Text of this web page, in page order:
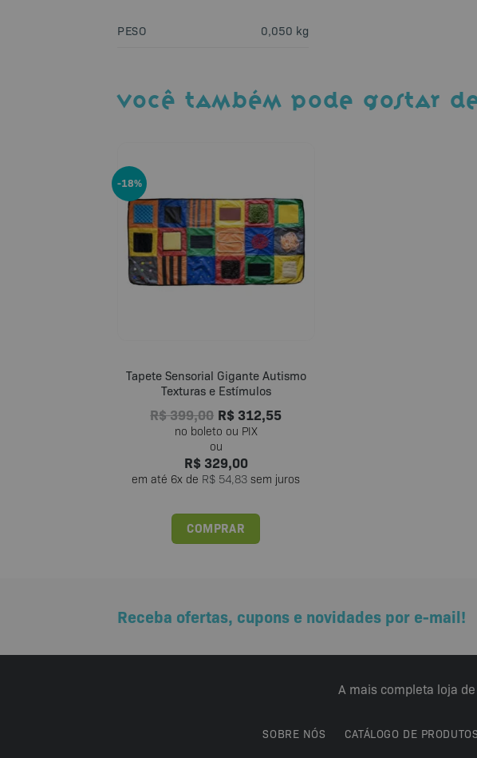
PESO 0,050 kg
VOCÊ TAMBÉM PODE GOSTAR
-18%
Tapete Sensorial Gigante Autismo
Texturas e Estímulos
R$399,00 R$ 312,55
R$329,00
em até 6x de R$ 54,83 sem juros
COMPRAR
Receba ofertas, cupons e novidades por e-mail!
A mais completa loja
SOBRE NÓS CATÁLOGO DE